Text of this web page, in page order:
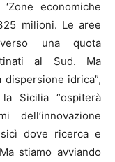
economiche
milioni. Le aree
una quota
al Sud. Ma
idrica”,
Sicilia “ospiterà
dell’innovazione
dove ricerca e
stiamo avviando